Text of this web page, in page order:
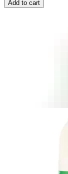
Add to cart